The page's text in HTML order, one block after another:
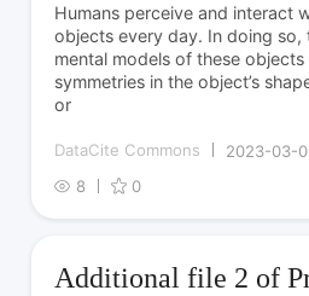
Humans perceive and interact
objects every day. In doing
mental models of these
symmetries in the object’s
or
DataCite Commons
2023-03-
8
0
Additional file 2 of